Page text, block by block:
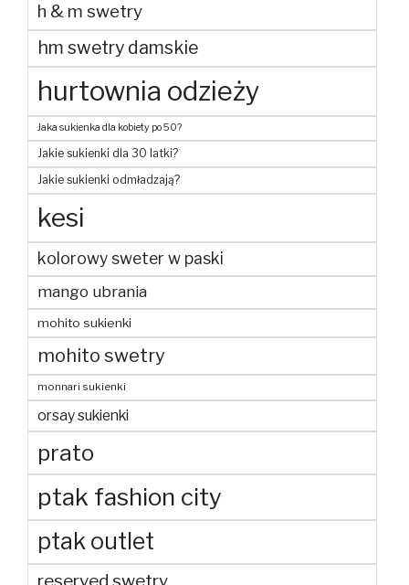
h & m swetry
hm swetry damskie
hurtownia odzieży
Jaka sukienka dla kobiety po 50?
Jakie sukienki dla 30 latki?
Jakie sukienki odmładzają?
kesi
kolorowy sweter w paski
mango ubrania
mohito sukienki
mohito swetry
monnari sukienki
orsay sukienki
prato
ptak fashion city
ptak outlet